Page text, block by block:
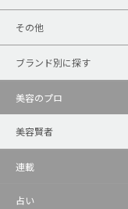
その他
ブランド別に探す
美容のプロ
美容賢者
連載
占い